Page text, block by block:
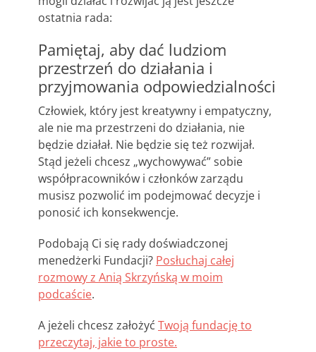
ostatnia rada:
Pamiętaj, aby dać ludziom
przestrzeń do działania i
przyjmowania odpowiedzialności
Człowiek, który jest kreatywny i empatyczny,
ale nie ma przestrzeni do działania, nie
będzie działał. Nie będzie się też rozwijał.
Stąd jeżeli chcesz „wychowywać” sobie
współpracowników i członków zarządu
musisz pozwolić im podejmować decyzje i
ponosić ich konsekwencje.
Podobają Ci się rady doświadczonej
menedżerki Fundacji? Posłuchaj całej
rozmowy z Anią Skrzyńską w moim
podcaście.
A jeżeli chcesz założyć Twoją fundację to
przeczytaj, jakie to proste.